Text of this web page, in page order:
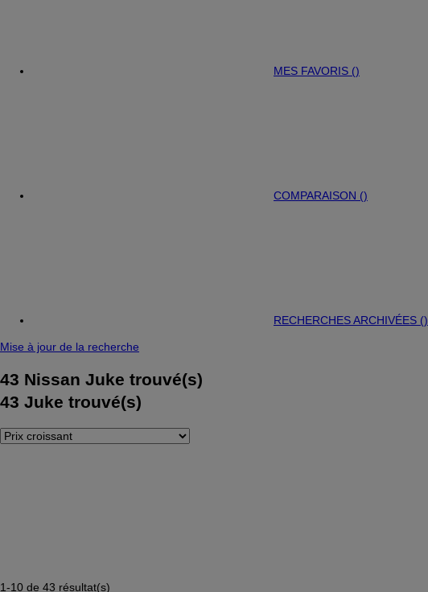
MES FAVORIS ()
COMPARAISON ()
RECHERCHES ARCHIVÉES ()
Mise à jour de la recherche
43 Nissan Juke trouvé(s)
43 Juke trouvé(s)
1-10 de 43 résultat(s)